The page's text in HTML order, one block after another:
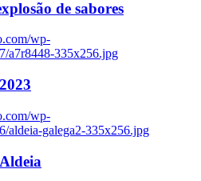
de sabores
wp-
a7r8448-335x256.jpg
wp-
aldeia-galega2-335x256.jpg